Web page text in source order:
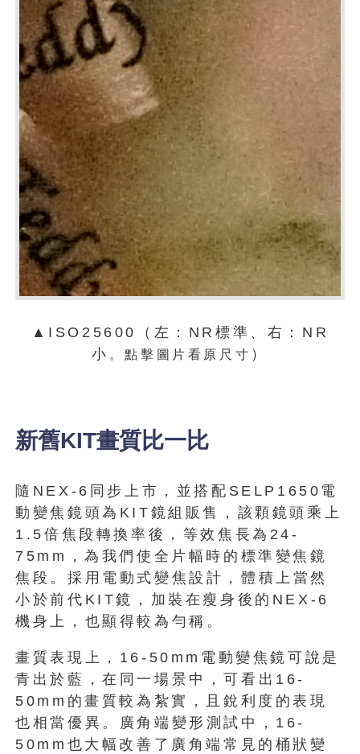
▲ISO25600（左：NR標準、右：NR
小 。點擊圖片看原尺寸 ）
新舊KIT畫質比一比
隨NEX-6同步上市，並搭配SELP1650電
動變焦鏡頭為KIT鏡組販售，該顆鏡頭乘上
1.5倍焦段轉換率後，等效焦長為24-
75mm，為我們使全片幅時的標準變焦鏡
焦段。採用電動式變焦設計，體積上當然
小於前代KIT鏡，加裝在瘦身後的NEX-6
機身上，也顯得較為勻稱。
畫質表現上，16-50mm電動變焦鏡可說是
青出於藍，在同一場景中，可看出16-
50mm的畫質較為紮實，且銳利度的表現
也相當優異。廣角端變形測試中，16-
50mm也大幅改善了廣角端常見的桶狀變